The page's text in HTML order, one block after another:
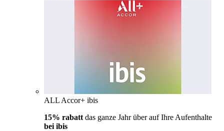
ALL Accor+ ibis
15% rabatt das ganze Jahr über auf Ihre Aufenthalte
bei ibis